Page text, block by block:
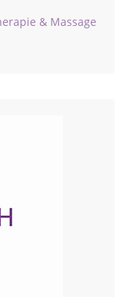
& Massage